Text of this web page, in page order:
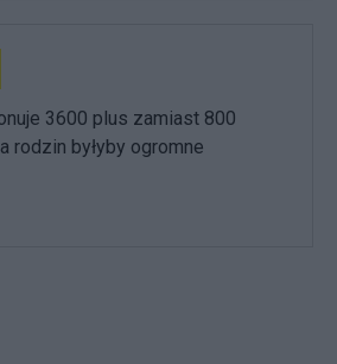
3600 plus zamiast 800
rodzin byłyby ogromne